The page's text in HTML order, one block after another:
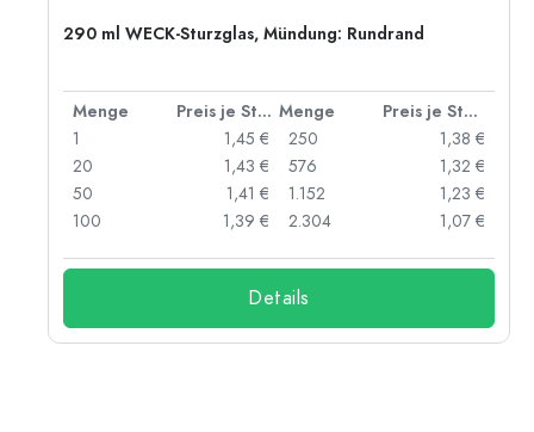
290 ml WECK-Sturzglas, Mündung: Rundrand
Menge Preis je Stück Menge
Preis je Stück
1
1,45 €
20
1,43 €
50
1,41 €
100
1,39 €
250
1,38 €
576
1,32 €
1.152
1,23 €
2.304
1,07 €
Details